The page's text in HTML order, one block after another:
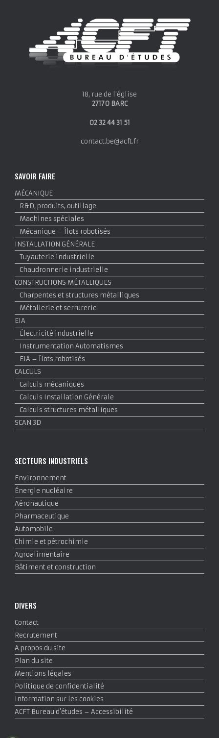
18, rue de l'église
27170 BARC
02 32 44 31 51
contact.be@acft.fr
SAVOIR FAIRE
MÉCANIQUE
R&D, produits, outillage
Machines spéciales
Mécanique – Îlots robotisés
INSTALLATION GÉNÉRALE
Tuyauterie industrielle
Chaudronnerie industrielle
CONSTRUCTIONS MÉTALLIQUES
Charpentes et structures métalliques
Métallerie et serrurerie
EIA
Électricité industrielle
Instrumentation Automatismes
EIA – Îlots robotisés
CALCULS
Calculs mécaniques
Calculs Installation Générale
Calculs structures métalliques
SCAN 3D
SECTEURS INDUSTRIELS
Environnement
Énergie nucléaire
Aéronautique
Pharmaceutique
Automobile
Chimie et pétrochimie
Agroalimentaire
Bâtiment et construction
DIVERS
Contact
Recrutement
A propos du site
Plan du site
Mentions légales
Politique de confidentialité
Information sur les cookies
ACFT Bureau d’études – Accessibilité